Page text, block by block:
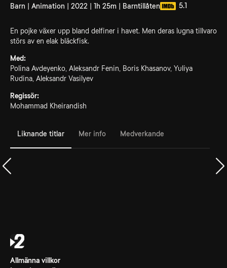
Barn | Animation | 2022 | 1h 25m | Barntillåten 5.1
En pojke växer upp bland delfiner i havet. Men deras lugna tillvaro
störs av en elak bläckfisk.
Med:
Polina Avdeyenko, Aleksandr Fenin, Boris Khasanov, Yuliya
Rudina, Aleksandr Vasilyev
Regissör:
Mohammad Kheirandish
Liknande titlar Mer info Medverkande
Allmänna villkor